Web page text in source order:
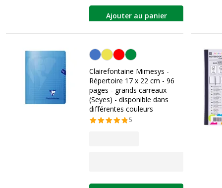
Ajouter au panier
Personnalisation de la couleur
Clairefontaine Mimesys -
Répertoire 17 x 22 cm - 96
pages - grands carreaux
(Seyes) - disponible dans
différentes couleurs
5